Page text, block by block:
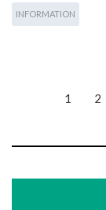
INFORMATION
1 2